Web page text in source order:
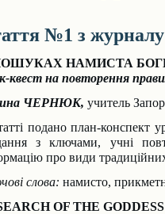
№1 з
НАМИСТА
квест на повторення
ЧЕРНЮК, учитель
подано план-конспект
з ключами, учні
про види
слова: намисто,
OF THE